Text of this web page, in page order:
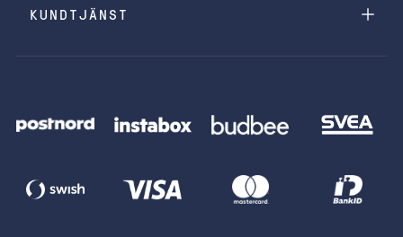
KUNDTJÄNST